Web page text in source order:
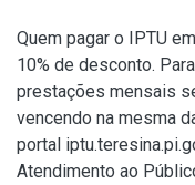
Quem pagar o IPTU
10% de desconto.
prestações mensais
vencendo na mesma
portal
Atendimento ao